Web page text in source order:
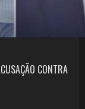
CONTRA